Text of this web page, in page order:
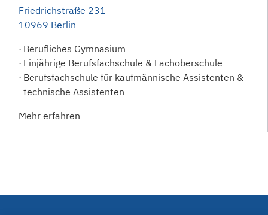
Friedrichstraße 231
10969 Berlin
Berufliches Gymnasium
Einjährige Berufsfachschule & Fachoberschule
Berufsfachschule für kaufmännische Assistenten &
technische Assistenten
Mehr erfahren